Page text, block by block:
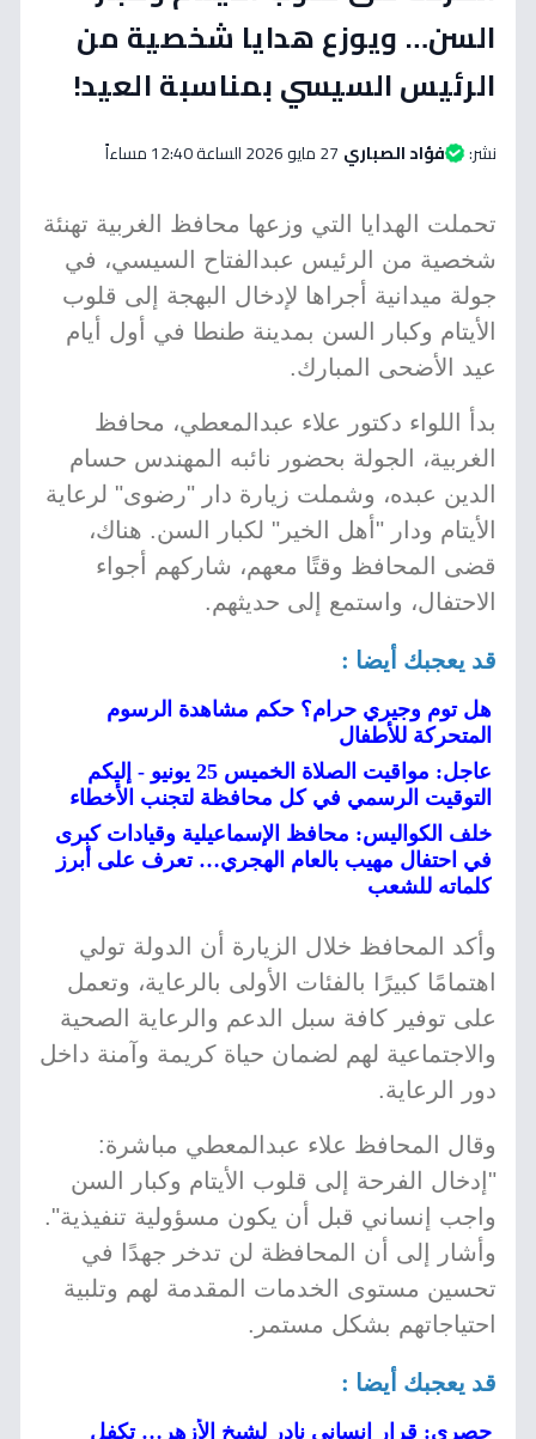
السن… ويوزع هدايا شخصية من
الرئيس السيسي بمناسبة العيد!
نشر: فؤاد الصباري 27 مايو 2026 الساعة 12:40 مساءاً
تحملت الهدايا التي وزعها محافظ الغربية تهنئة
شخصية من الرئيس عبدالفتاح السيسي، في
جولة ميدانية أجراها لإدخال البهجة إلى قلوب
الأيتام وكبار السن بمدينة طنطا في أول أيام
عيد الأضحى المبارك.
بدأ اللواء دكتور علاء عبدالمعطي، محافظ
الغربية، الجولة بحضور نائبه المهندس حسام
الدين عبده، وشملت زيارة دار "رضوى" لرعاية
الأيتام ودار "أهل الخير" لكبار السن. هناك،
قضى المحافظ وقتًا معهم، شاركهم أجواء
الاحتفال، واستمع إلى حديثهم.
قد يعجبك أيضا :
هل توم وجيري حرام؟ حكم مشاهدة الرسوم
المتحركة للأطفال
عاجل: مواقيت الصلاة الخميس 25 يونيو - إليكم
التوقيت الرسمي في كل محافظة لتجنب الأخطاء
خلف الكواليس: محافظ الإسماعيلية وقيادات كبرى
في احتفال مهيب بالعام الهجري… تعرف على أبرز
كلماته للشعب
وأكد المحافظ خلال الزيارة أن الدولة تولي
اهتمامًا كبيرًا بالفئات الأولى بالرعاية، وتعمل
على توفير كافة سبل الدعم والرعاية الصحية
والاجتماعية لهم لضمان حياة كريمة وآمنة داخل
دور الرعاية.
وقال المحافظ علاء عبدالمعطي مباشرة:
"إدخال الفرحة إلى قلوب الأيتام وكبار السن
واجب إنساني قبل أن يكون مسؤولية تنفيذية".
وأشار إلى أن المحافظة لن تدخر جهدًا في
تحسين مستوى الخدمات المقدمة لهم وتلبية
احتياجاتهم بشكل مستمر.
قد يعجبك أيضا :
حصري: قرار إنساني نادر لشيخ الأزهر… تكفل